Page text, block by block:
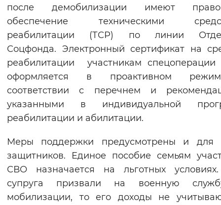
после демобилизации имеют
обеспечение техническими
реабилитации (ТСР) по линии
Соцфонда. Электронный сертификат на
реабилитации участникам спецоперации
оформляется в проактивном
соответствии с перечнем и
указанными в индивидуальной
реабилитации и абилитации.
Меры поддержки предусмотрены и для
защитников. Единое пособие семьям
СВО назначается на льготных
супруга призвали на военную
мобилизации, то его доходы не